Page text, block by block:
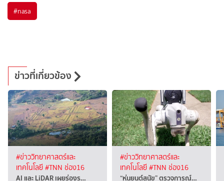
#nasa
ข่าวที่เกี่ยวข้อง
#ข่าววิทยาศาสตร์และ
เทคโนโลยี#TNN ช่อง16
AI และ LiDAR เผยร่องร…
#ข่าววิทยาศาสตร์และ
เทคโนโลยี#TNN ช่อง16
“หุ่นยนต์สุนัข” ตรวจการณ์…